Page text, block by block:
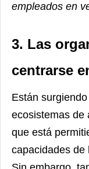
empleados en
3. Las
centrarse
Están
ecosistemas de
que está
capacidades de